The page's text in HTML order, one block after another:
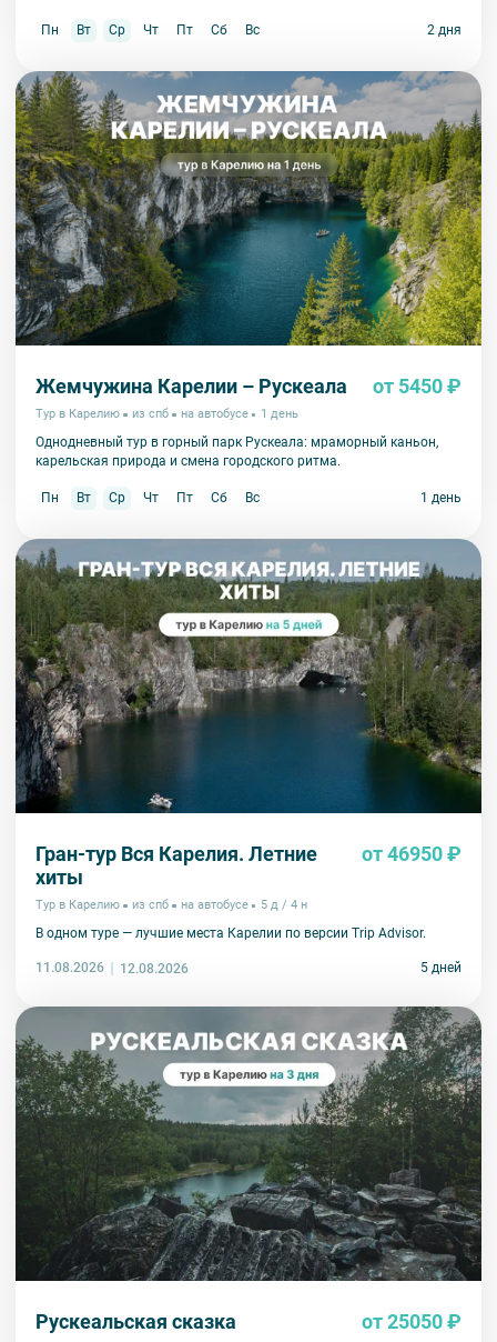
Пн
Вт Ср Чт Пт Сб Вс 2 дня
Жемчужина Карелии – Рускеала от 5450 ₽
Тур в Карелию из спб на автобусе 1 день
Однодневный тур в горный парк Рускеала: мраморный каньон,
карельская природа и смена городского ритма.
Пн Вт Ср Чт Пт Сб Вс 1 день
Гран-тур Вся Карелия. Летние
хиты
от 46950 ₽
Тур в Карелию из спб на автобусе 5 д / 4 н
В одном туре — лучшие места Карелии по версии Trip Advisor.
11.08.2026 12.08.2026 5 дней
Рускеальская сказка от 25050 ₽